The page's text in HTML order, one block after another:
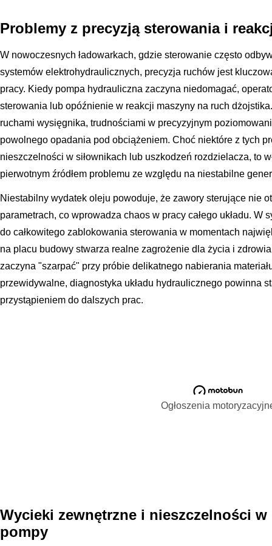
Problemy z precyzją sterowania i
W nowoczesnych ładowarkach, gdzie sterowanie często
systemów elektrohydraulicznych, precyzja ruchów jest
pracy. Kiedy pompa hydrauliczna zaczyna niedomagać,
sterowania lub opóźnienie w reakcji maszyny na ruch
ruchami wysięgnika, trudnościami w precyzyjnym
powolnego opadania pod obciążeniem. Choć niektóre z tych
nieszczelności w siłownikach lub uszkodzeń rozdzielacza, to
pierwotnym źródłem problemu ze względu na niestabilne
Niestabilny wydatek oleju powoduje, że zawory sterujące nie
parametrach, co wprowadza chaos w pracy całego układu. W
do całkowitego zablokowania sterowania w momentach
na placu budowy stwarza realne zagrożenie dla życia i
zaczyna "szarpać" przy próbie delikatnego nabierania
przewidywalne, diagnostyka układu hydraulicznego powinna
przystąpieniem do dalszych prac.
Ogłoszenia
Wycieki zewnętrzne i nieszczelności
pompy